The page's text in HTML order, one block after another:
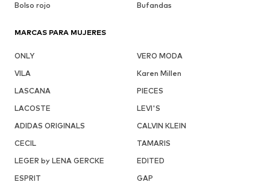
Bolso rojo
Bufandas
MARCAS PARA MUJERES
ONLY
VERO MODA
VILA
Karen Millen
LASCANA
PIECES
LACOSTE
LEVI'S
ADIDAS ORIGINALS
CALVIN KLEIN
CECIL
TAMARIS
LEGER by LENA GERCKE
EDITED
ESPRIT
GAP